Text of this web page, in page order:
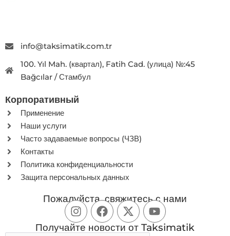
info@taksimatik.com.tr
100. Yıl Mah. (квартал), Fatih Cad. (улица) №:45
Bağcılar / Стамбул
Корпоративный
Применение
Наши услуги
Часто задаваемые вопросы (ЧЗВ)
Контакты
Политика конфиденциальности
Защита персональных данных
Пожалуйста, свяжитесь с нами
Получайте новости от Taksimatik